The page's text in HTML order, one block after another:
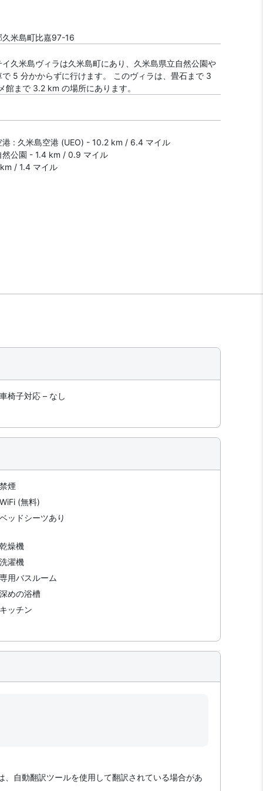
久米島町比嘉97-16
久米島ヴィラは久米島町にあり、久米島県立自然公園や
5 分かからずに行けます。 このヴィラは、畳石まで 3
館まで 3.2 km の場所にあります。
港 : 久米島空港 (UEO) - 10.2 km / 6.4 マイル
然公園 - 1.4 km / 0.9 マイル
/ 1.4 マイル
車椅子対応 – なし
禁煙
WiFi (無料)
ベッドシーツあり
乾燥機
洗濯機
専用バスルーム
深めの浴槽
キッチン
自動翻訳ツールを使用して翻訳されている場合があ